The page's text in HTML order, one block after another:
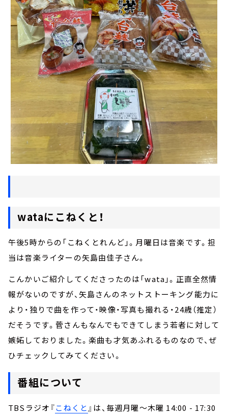
wataにこねくと！
午後5時からの「こねくとれんど」。月曜日は音楽です。担
当は音楽ライターの矢島由佳子さん。
こんかいご紹介してくださったのは「wata」。正直全然情
報がないのですが、矢島さんのネットストーキング能力に
より・独りで曲を作って・映像・写真も撮れる・24歳（推定）
だそうです。菅さんもなんでもできてしまう若者に対して
嫉妬しておりました。楽曲も才気あふれるものなので、ぜ
ひチェックしてみてください。
番組について
TBSラジオ『こねくと』は、毎週月曜～木曜 14:00 - 17:30